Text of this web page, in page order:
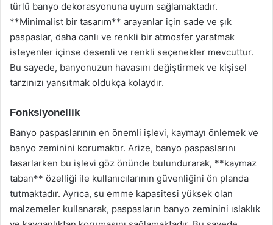
türlü banyo dekorasyonuna uyum sağlamaktadır.
**Minimalist bir tasarım** arayanlar için sade ve şık
paspaslar, daha canlı ve renkli bir atmosfer yaratmak
isteyenler içinse desenli ve renkli seçenekler mevcuttur.
Bu sayede, banyonuzun havasını değiştirmek ve kişisel
tarzınızı yansıtmak oldukça kolaydır.
Fonksiyonellik
Banyo paspaslarının en önemli işlevi, kaymayı önlemek ve
banyo zeminini korumaktır. Arize, banyo paspaslarını
tasarlarken bu işlevi göz önünde bulundurarak, **kaymaz
taban** özelliği ile kullanıcılarının güvenliğini ön planda
tutmaktadır. Ayrıca, su emme kapasitesi yüksek olan
malzemeler kullanarak, paspasların banyo zeminini ıslaklık